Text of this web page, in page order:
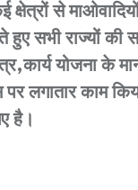
से
सभी राज्यों की
योजना के
लगातार काम
है।